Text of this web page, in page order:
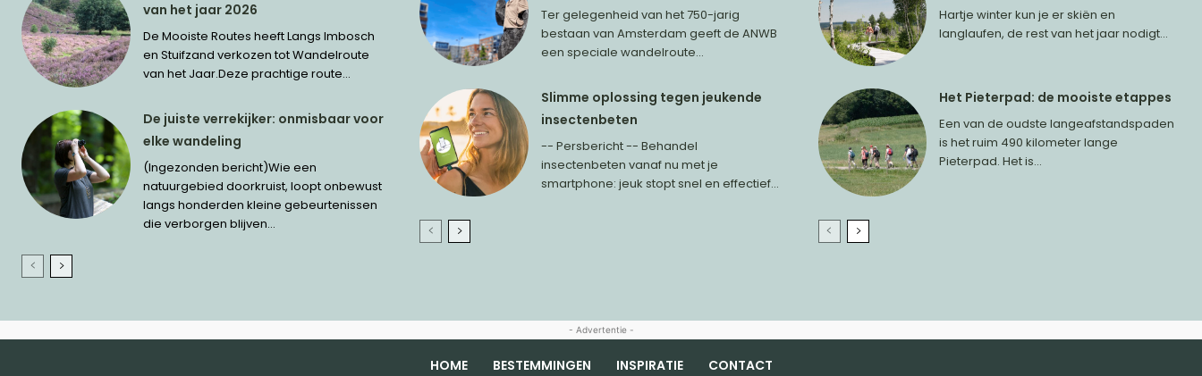
van het jaar 2026
De Mooiste Routes heeft Langs Imbosch
en Stuifzand verkozen tot Wandelroute
van het Jaar.Deze prachtige route...
De juiste verrekijker: onmisbaar voor
elke wandeling
(Ingezonden bericht)Wie een
natuurgebied doorkruist, loopt onbewust
langs honderden kleine gebeurtenissen
die verborgen blijven...
Ter gelegenheid van het 750-jarig
bestaan van Amsterdam geeft de ANWB
een speciale wandelroute...
Slimme oplossing tegen jeukende
insectenbeten
-- Persbericht -- Behandel
insectenbeten vanaf nu met je
smartphone: jeuk stopt snel en effectief...
Hartje winter kun je er skiën en
langlaufen, de rest van het jaar nodigt...
Het Pieterpad: de mooiste etappes
Een van de oudste langeafstandspaden
is het ruim 490 kilometer lange
Pieterpad. Het is...
- Advertentie -
HOME BESTEMMINGEN INSPIRATIE CONTACT